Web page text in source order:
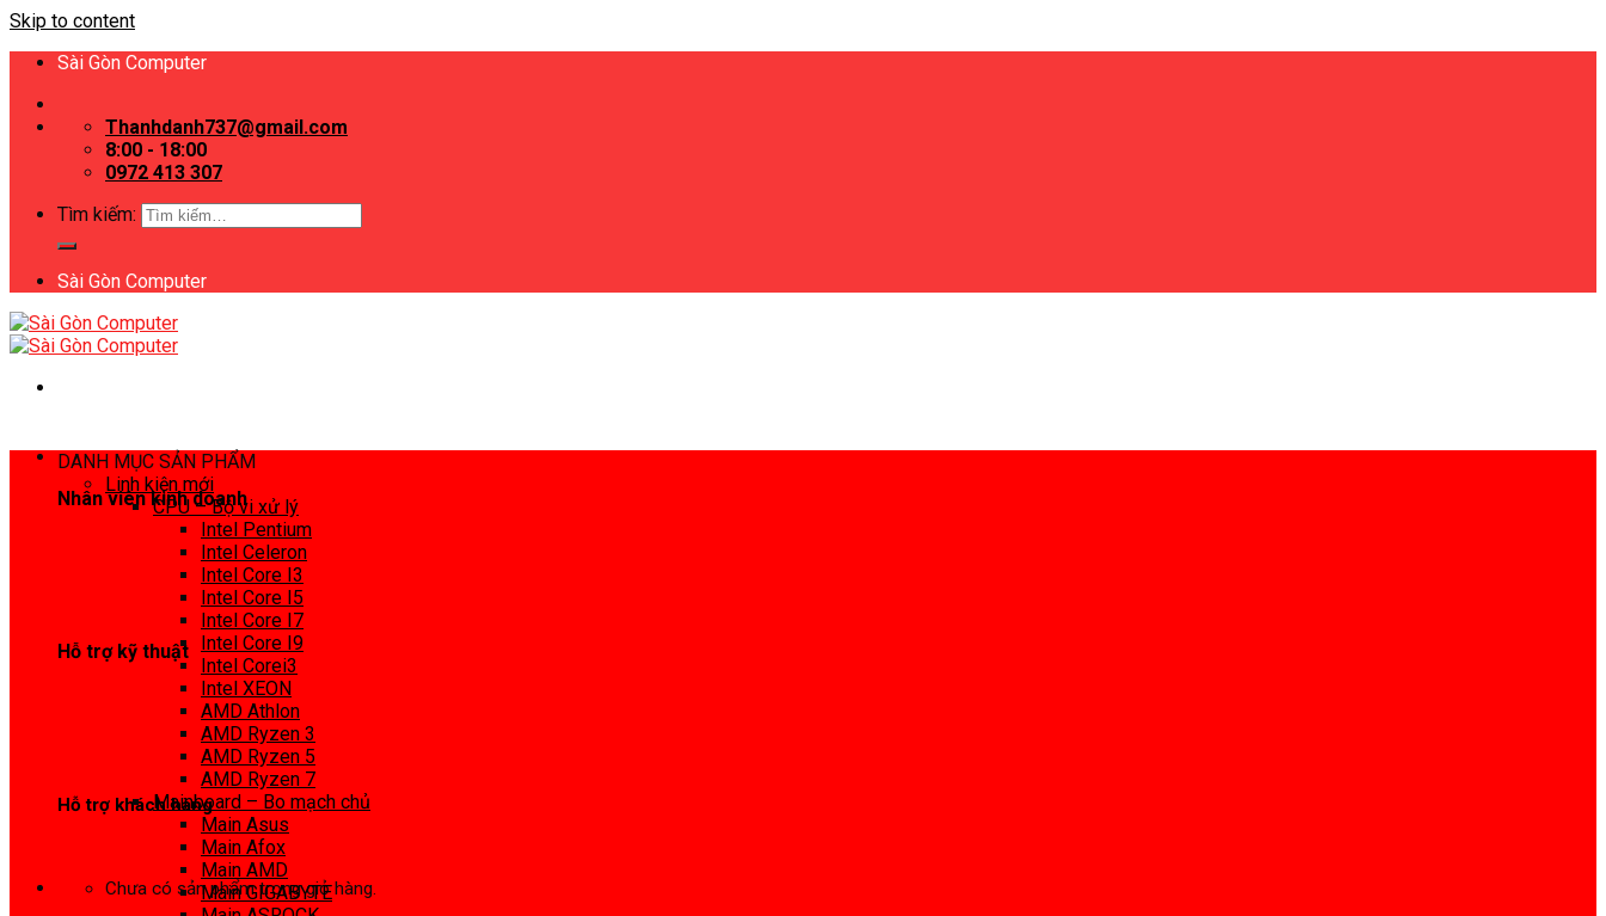
Skip to content
Sài Gòn Computer
Thanhdanh737@gmail.com
8:00 - 18:00
0972 413 307
Tìm kiếm:
Sài Gòn Computer
Nhân viên kinh doanh
Hỗ trợ kỹ thuật
Hỗ trợ khách hàng
Chưa có sản phẩm trong giỏ hàng.
DANH MỤC SẢN PHẨM
Linh kiện mới
CPU – Bộ vi xử lý
Intel Pentium
Intel Celeron
Intel Core I3
Intel Core I5
Intel Core I7
Intel Core I9
Intel Corei3
Intel XEON
AMD Athlon
AMD Ryzen 3
AMD Ryzen 5
AMD Ryzen 7
Mainboard – Bo mạch chủ
Main Asus
Main Afox
Main AMD
Main GIGABYTE